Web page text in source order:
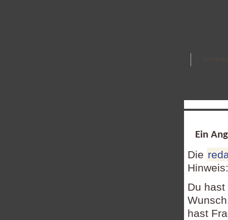
Ein
Die
Hinweis:
Du
hast